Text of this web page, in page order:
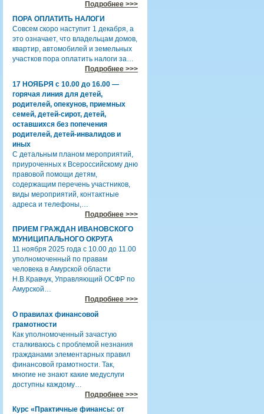
Подробнее >>>
ПОРА ОПЛАТИТЬ НАЛОГИ
Совсем скоро наступит 1 декабря, а
это означает, что владельцам домов,
квартир, автомобилей и земельных
участков пора оплатить налоги за…
Подробнее >>>
17 НОЯБРЯ с 10.00 до 16.00 —
горячая линия для детей,
родителей, опекунов, приемных
семей, детей-сирот, детей,
оставшихся без попечения
родителей, детей-инвалидов и
иных
С детальным планом мероприятий,
приуроченных к Всероссийскому дню
правовой помощи детям,
содержащим перечень участников,
виды мероприятий, контактные
адреса и телефоны,…
Подробнее >>>
ПРИЕМ ГРАЖДАН ИВАНОВСКОГО
МУНИЦИПАЛЬНОГО ОКРУГА
11 ноября 2025 года с 10.00 до 11.00
уполномоченный по правам
человека в Амурской области
Н.В.Кравчук, Управляющий ОСФР по
Амурской…
Подробнее >>>
О правилах финансовой
грамотности
Как уполномоченный зачастую
сталкиваюсь с проблемой незнания
гражданами элементарных правил
финансовой грамотности. Так,
многие не знают какие медуслуги
доступны каждому…
Подробнее >>>
Курс «Практичные финансы: от